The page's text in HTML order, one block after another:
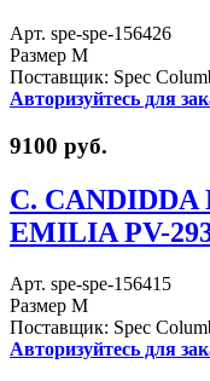
Арт. spe-spe-156426
Размер M
Поставщик: Spec
Авторизуйтесь для
9100 руб.
C. CANDIDDA
EMILIA PV-
Арт. spe-spe-156415
Размер M
Поставщик: Spec
Авторизуйтесь для